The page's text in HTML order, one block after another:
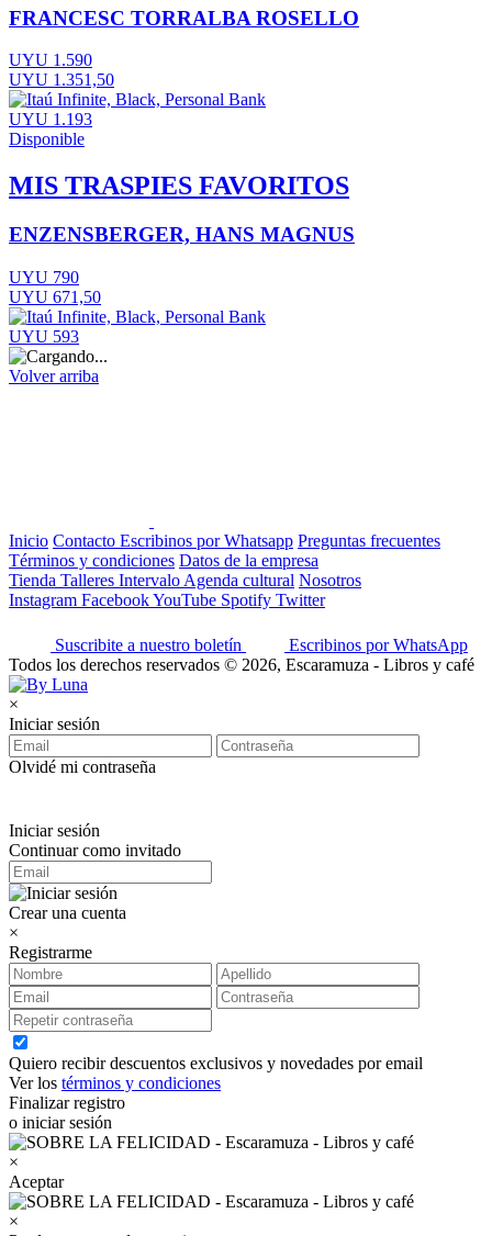
FRANCESC TORRALBA ROSELLO
UYU 1.590
UYU 1.351,50
UYU 1.193
Disponible
MIS TRASPIES FAVORITOS
ENZENSBERGER, HANS MAGNUS
UYU 790
UYU 671,50
UYU 593
Volver arriba
Inicio Contacto Escribinos por Whatsapp Preguntas frecuentes
Términos y condiciones Datos de la empresa
Tienda Talleres Intervalo Agenda cultural Nosotros
Instagram FacebookYouTube Spotify Twitter
Suscribite a nuestro boletín
Escribinos por WhatsApp
Todos los derechos reservados © 2026, Escaramuza - Libros y café
×
Iniciar sesión
Olvidé mi contraseña
Iniciar sesión
Continuar como invitado
Crear una cuenta
×
Registrarme
Quiero recibir descuentos exclusivos y novedades por email
Ver los términos y condiciones
Finalizar registro
o iniciar sesión
×
Aceptar
×